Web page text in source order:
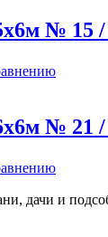
№ 15 /
№ 21 /
дачи и